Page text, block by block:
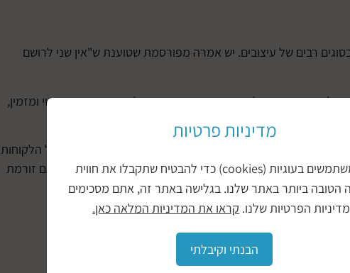
רבים של עיצובים. יש אמרה מפורסמת שטוענת ש"אין שני לרושם
ועל ההתרשמות שלהם מכם. אם הם מגיעים למשרד נעים, אסתטי ומזמין,
הפעולה עמכם.
רצפת פרקט מייצרת אווירה ייחודית שלא רק תגרום לכל הלקוחות
יותר. ברגע שסביבת העבודה מסודרת ואסתטית, כך העבודה גם זורמת
חלק משמעותי בזה.
מדיניות פרטיות
אנו משתמשים בעוגיות (cookies) כדי להבטיח שתקבלו את חווית
הטובה ביותר באתר שלנו. בגלישה באתר זה, אתם מסכימים
הפרטיות שלנו. קראו את המדיניות המלאה כאן.
הבנתי וקיבלתי